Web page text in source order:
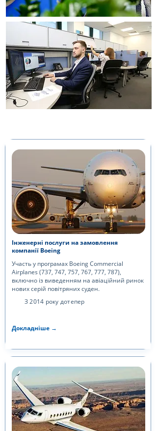
Інженерні послуги на замовлення
компанії Boeing
Участь у програмах Boeing Commercial
Airplanes (737, 747, 757, 767, 777, 787),
включно із виведенням на авіаційний ринок
нових серій повітряних суден.
З 2014 року дотепер
Докладніше →